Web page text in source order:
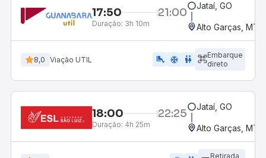
17:50 21:00
Duração: 3h 10m
Jataí, GO
Alto Garças, MT
8,0 Viação UTIL airline_seat_legroom_extra ac_unit wc
Embarque
direto
18:00 22:25
Duração: 4h 25m
Jataí, GO
Alto Garças, MT
Retirada